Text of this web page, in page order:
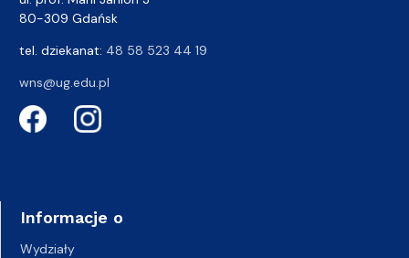
80-309 Gdańsk
tel. dziekanat: 48 58 523 44 19
wns@ug.edu.pl
Informacje o
Wydziały